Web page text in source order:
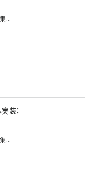
...
装：
...